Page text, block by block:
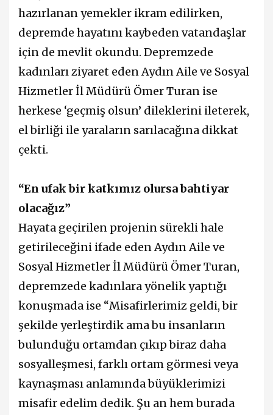
hazırlanan yemekler ikram edilirken,
depremde hayatını kaybeden vatandaşlar
için de mevlit okundu. Depremzede
kadınları ziyaret eden Aydın Aile ve Sosyal
Hizmetler İl Müdürü Ömer Turan ise
herkese ‘geçmiş olsun’ dileklerini ileterek,
el birliği ile yaraların sarılacağına dikkat
çekti.
“En ufak bir katkımız olursa bahtiyar
olacağız”
Hayata geçirilen projenin sürekli hale
getirileceğini ifade eden Aydın Aile ve
Sosyal Hizmetler İl Müdürü Ömer Turan,
depremzede kadınlara yönelik yaptığı
konuşmada ise “Misafirlerimiz geldi, bir
şekilde yerleştirdik ama bu insanların
bulunduğu ortamdan çıkıp biraz daha
sosyalleşmesi, farklı ortam görmesi veya
kaynaşması anlamında büyüklerimizi
misafir edelim dedik. Şu an hem burada